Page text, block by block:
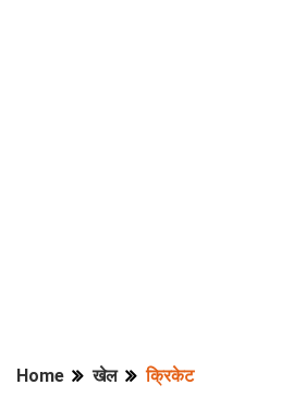
Home खेल क्रिकेट